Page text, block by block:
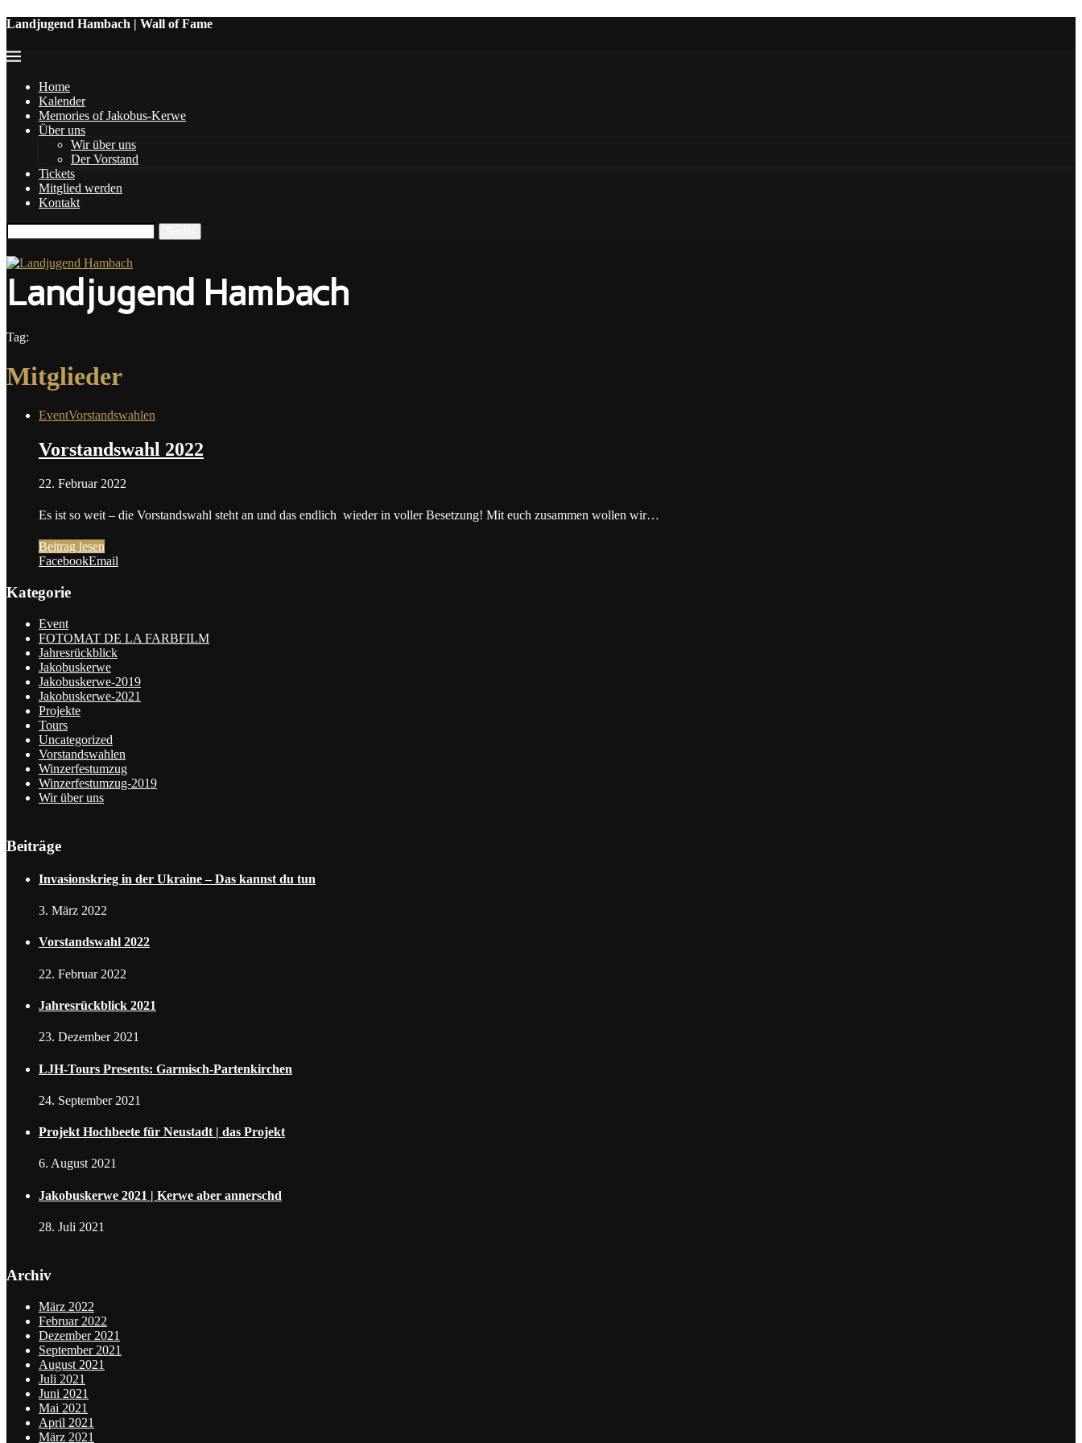
Landjugend Hambach | Wall of Fame
Home
Kalender
Memories of Jakobus-Kerwe
Über uns
Wir über uns
Der Vorstand
Tickets
Mitglied werden
Kontakt
Landjugend Hambach
Tag:
Mitglieder
EventVorstandswahlen
Vorstandswahl 2022
22. Februar 2022
Es ist so weit – die Vorstandswahl steht an und das endlich wieder in voller Besetzung! Mit euch zusammen wollen wir…
Beitrag lesen
FacebookEmail
Kategorie
Event
FOTOMAT DE LA FARBFILM
Jahresrückblick
Jakobuskerwe
Jakobuskerwe-2019
Jakobuskerwe-2021
Projekte
Tours
Uncategorized
Vorstandswahlen
Winzerfestumzug
Winzerfestumzug-2019
Wir über uns
Beiträge
Invasionskrieg in der Ukraine – Das kannst du tun
3. März 2022
Vorstandswahl 2022
22. Februar 2022
Jahresrückblick 2021
23. Dezember 2021
LJH-Tours Presents: Garmisch-Partenkirchen
24. September 2021
Projekt Hochbeete für Neustadt | das Projekt
6. August 2021
Jakobuskerwe 2021 | Kerwe aber annerschd
28. Juli 2021
Archiv
März 2022
Februar 2022
Dezember 2021
September 2021
August 2021
Juli 2021
Juni 2021
Mai 2021
April 2021
März 2021